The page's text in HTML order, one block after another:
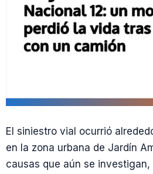
El siniestro vial ocurrió
en la zona urbana de Jardín
causas que aún se